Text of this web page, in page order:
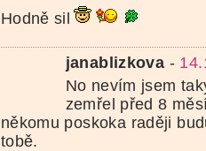
Hodně sil
janablizkova -
No nevím jsem
zemřel před 8
někomu poskoka raději
tobě.